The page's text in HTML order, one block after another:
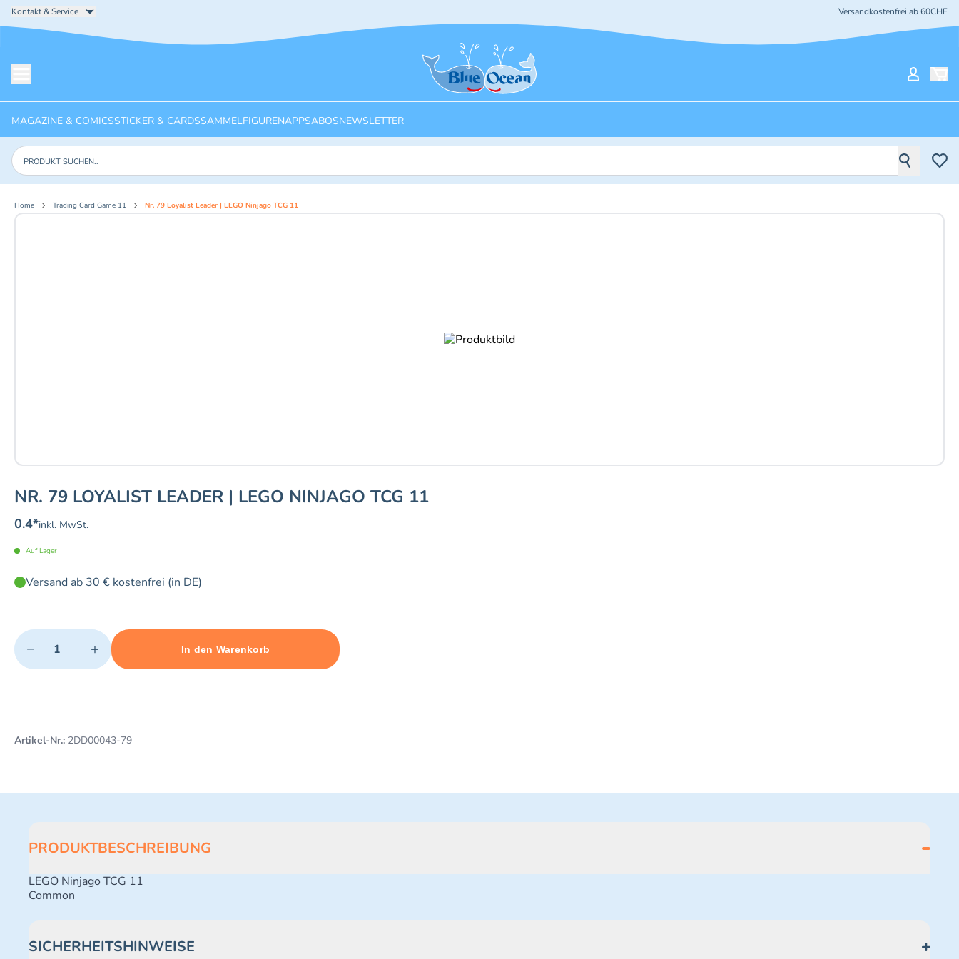
Kontakt & Service Versandkostenfrei ab 60CHF
Startseite
MAGAZINE & COMICSSTICKER & CARDSSAMMELFIGURENAPPSABOSNEWSLETTER
Produkte suchen
Home Trading Card Game 11 Nr. 79 Loyalist Leader | LEGO Ninjago TCG 11
NR. 79 LOYALIST LEADER | LEGO NINJAGO TCG 11
0.4*inkl. MwSt.
Auf Lager
Versand ab 30 € kostenfrei (in DE)
Quantity
− +
Minimum quantity: 1 Maximum quantity: 497
In den Warenkorb
Add 1 item to cart
Artikel-Nr.: 2DD00043-79
PRODUKTBESCHREIBUNG
LEGO Ninjago TCG 11
Common
SICHERHEITSHINWEISE